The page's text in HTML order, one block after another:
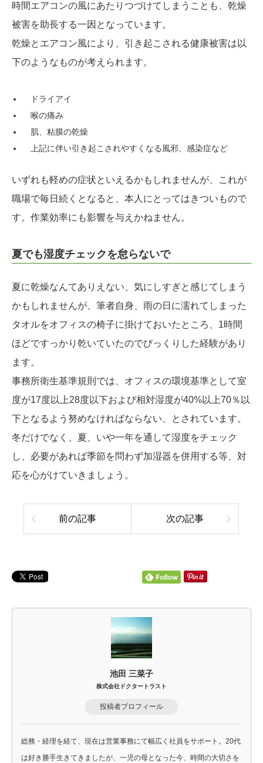
時間エアコンの風にあたりつづけてしまうことも、乾燥
被害を助長する一因となっています。
乾燥とエアコン風により、引き起こされる健康被害は以
下のようなものが考えられます。
ドライアイ
喉の痛み
肌、粘膜の乾燥
上記に伴い引き起こされやすくなる風邪、感染症など
いずれも軽めの症状といえるかもしれませんが、これが
職場で毎日続くとなると、本人にとってはきついもので
す。作業効率にも影響を与えかねません。
夏でも湿度チェックを怠らないで
夏に乾燥なんてありえない、気にしすぎと感じてしまう
かもしれませんが、筆者自身、雨の日に濡れてしまった
タオルをオフィスの椅子に掛けておいたところ、1時間
ほどですっかり乾いていたのでびっくりした経験があり
ます。
事務所衛生基準規則では、オフィスの環境基準として室
度が17度以上28度以下および相対湿度が40%以上70％以
下となるよう努めなければならない、とされています。
冬だけでなく、夏、いや一年を通して湿度をチェック
し、必要があれば季節を問わず加湿器を併用する等、対
応を心がけていきましょう。
前の記事 次の記事
池田 三菜子
株式会社ドクタートラスト
投稿者プロフィール
総務・経理を経て、現在は営業事務にて幅広く社員をサポート。20代
は好き勝手生きてきましたが、一児の母となった今、時間の大切さを